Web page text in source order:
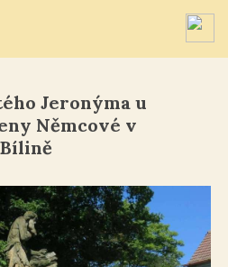
Jeronýma u
Němcové v
Bílině